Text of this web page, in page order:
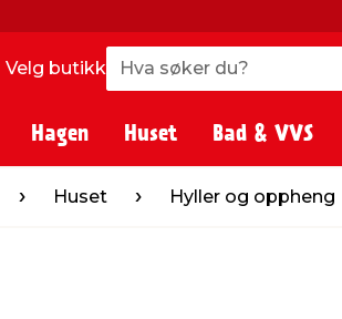
Velg butikk Hva søker du?
Hva søker du?
Hagen Huset Bad & VVS
Hyller og oppheng
Huset Hyller og oppheng